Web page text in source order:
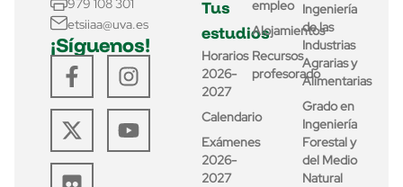
979 108 301
etsiiaa@uva.es
¡Síguenos!
Tus
estudios
Horarios
2026-
2027
Calendario
Exámenes
2026-
2027
empleo
Alojamientos
Recursos
profesorado
Ingeniería
de las
Industrias
Agrarias y
Alimentarias
Grado en
Ingeniería
Forestal y
del Medio
Natural